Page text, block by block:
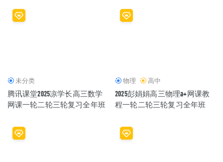
未分类
腾讯课堂2025凉学长高三数学
网课一轮二轮三轮复习全年班
物理 高中
2025彭娟娟高三物理a+网课教
程一轮二轮三轮复习全年班